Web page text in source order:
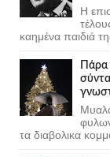
Η
καημένα παιδιά
τα διαβολικα